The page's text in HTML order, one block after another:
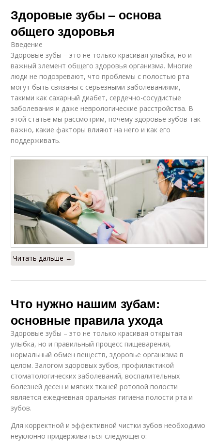
Здоровые зубы – основа
общего здоровья
Введение
Здоровые зубы – это не только красивая улыбка, но и
важный элемент общего здоровья организма. Многие
люди не подозревают, что проблемы с полостью рта
могут быть связаны с серьезными заболеваниями,
такими как сахарный диабет, сердечно-сосудистые
заболевания и даже неврологические расстройства. В
этой статье мы рассмотрим, почему здоровье зубов так
важно, какие факторы влияют на него и как его
поддерживать.
Читать дальше →
Что нужно нашим зубам:
основные правила ухода
Здоровые зубы – это не только красивая открытая
улыбка, но и правильный процесс пищеварения,
нормальный обмен веществ, здоровье организма в
целом. Залогом здоровых зубов, профилактикой
стоматологических заболеваний, воспалительных
болезней десен и мягких тканей ротовой полости
является ежедневная оральная гигиена полости рта и
зубов.
Для корректной и эффективной чистки зубов необходимо
неуклонно придерживаться следующего: